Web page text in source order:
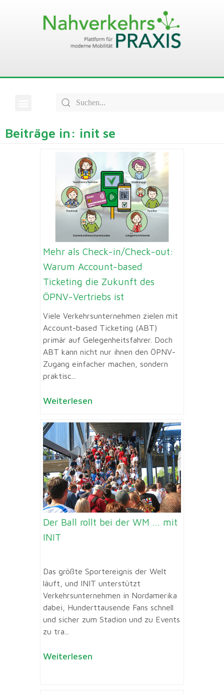
Beiträge in: init se
Mehr als Check-in/Check-out:
Warum Account-based
Ticketing die Zukunft des
ÖPNV-Vertriebs ist
Viele Verkehrsunternehmen zielen mit
Account-based Ticketing (ABT)
primär auf Gelegenheitsfahrer. Doch
ABT kann nicht nur ihnen den ÖPNV-
Zugang einfacher machen, sondern
praktisc...
Weiterlesen
Der Ball rollt bei der WM … mit
INIT
Das größte Sportereignis der Welt
läuft, und INIT unterstützt
Verkehrsunternehmen in Nordamerika
dabei, Hunderttausende Fans schnell
und sicher zum Stadion und zu Events
zu tra...
Weiterlesen